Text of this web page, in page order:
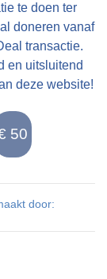
te doen ter
doneren vanaf
transactie.
en uitsluitend
deze website!
door: